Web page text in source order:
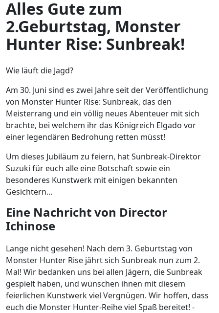
Alles Gute zum
2.Geburtstag, Monster
Hunter Rise: Sunbreak!
Wie läuft die Jagd?
Am 30. Juni sind es zwei Jahre seit der Veröffentlichung
von Monster Hunter Rise: Sunbreak, das den
Meisterrang und ein völlig neues Abenteuer mit sich
brachte, bei welchem ihr das Königreich Elgado vor
einer legendären Bedrohung retten müsst!
Um dieses Jubiläum zu feiern, hat Sunbreak-Direktor
Suzuki für euch alle eine Botschaft sowie ein
besonderes Kunstwerk mit einigen bekannten
Gesichtern…
Eine Nachricht von Director
Ichinose
Lange nicht gesehen! Nach dem 3. Geburtstag von
Monster Hunter Rise jährt sich Sunbreak nun zum 2.
Mal! Wir bedanken uns bei allen Jägern, die Sunbreak
gespielt haben, und wünschen ihnen mit diesem
feierlichen Kunstwerk viel Vergnügen. Wir hoffen, dass
euch die Monster Hunter-Reihe viel Spaß bereitet! -